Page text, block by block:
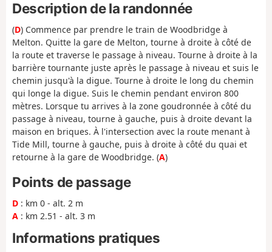
Description de la randonnée
(D) Commence par prendre le train de Woodbridge à
Melton. Quitte la gare de Melton, tourne à droite à côté de
la route et traverse le passage à niveau. Tourne à droite à la
barrière tournante juste après le passage à niveau et suis le
chemin jusqu'à la digue. Tourne à droite le long du chemin
qui longe la digue. Suis le chemin pendant environ 800
mètres. Lorsque tu arrives à la zone goudronnée à côté du
passage à niveau, tourne à gauche, puis à droite devant la
maison en briques. À l'intersection avec la route menant à
Tide Mill, tourne à gauche, puis à droite à côté du quai et
retourne à la gare de Woodbridge. (A)
Points de passage
D : km 0 - alt. 2 m
A : km 2.51 - alt. 3 m
Informations pratiques